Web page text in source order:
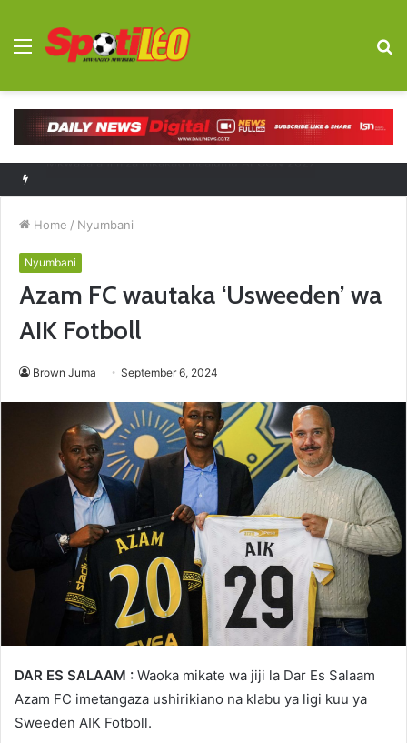
Menu
Home / Nyumbani
Nyumbani
Azam FC wautaka ‘Usweeden’ wa
AIK Fotboll
Brown Juma September 6, 2024
DAR ES SALAAM : Waoka mikate wa jiji la Dar Es Salaam
Azam FC imetangaza ushirikiano na klabu ya ligi kuu ya
Sweeden AIK Fotboll.